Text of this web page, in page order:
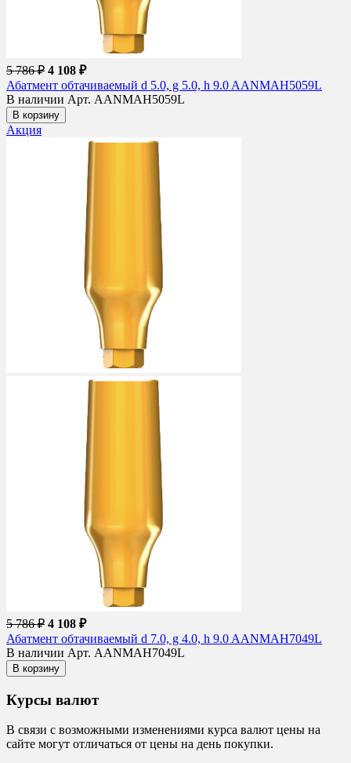
5 786 ₽ 4 108 ₽
Абатмент обтачиваемый d 5.0, g 5.0, h 9.0 AANMAH5059L
В наличии Арт. AANMAH5059L
В корзину
Акция
5 786 ₽ 4 108 ₽
Абатмент обтачиваемый d 7.0, g 4.0, h 9.0 AANMAH7049L
В наличии Арт. AANMAH7049L
В корзину
Курсы валют
В связи с возможными изменениями курса валют цены на
сайте могут отличаться от цены на день покупки.